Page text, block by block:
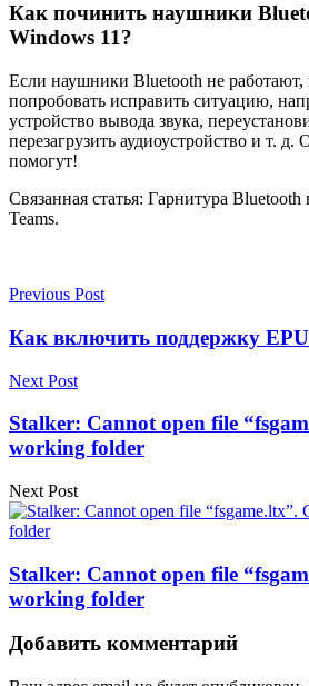
Как починить наушники
Windows 11?
Если наушники Bluetooth не
попробовать исправить ситуацию,
устройство вывода звука,
перезагрузить аудиоустройство и т. д.
помогут!
Связанная статья: Гарнитура Bluetooth
Teams.
Previous Post
Как включить поддержку
Next Post
Stalker: Cannot open file
working folder
Next Post
Stalker: Cannot open file
working folder
Добавить комментарий